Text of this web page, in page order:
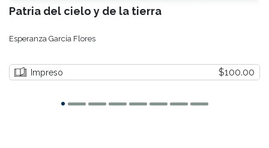
Patria del cielo y de la tierra
Esperanza García Flores
Impreso $100.00